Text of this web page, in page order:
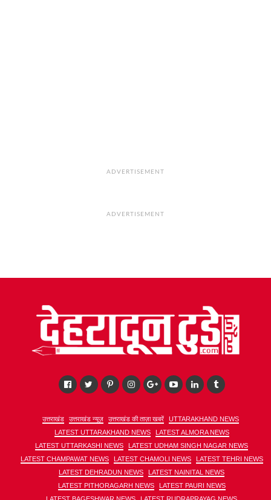
ADVERTISEMENT
ADVERTISEMENT
उत्तराखंड उत्तराखंड न्यूज़ उत्तराखंड की ताज़ा खबरें
UTTARAKHAND NEWS
LATEST UTTARAKHAND NEWS
LATEST ALMORA NEWS
LATEST UTTARKASHI NEWS
LATEST UDHAM SINGH NAGAR NEWS
LATEST CHAMPAWAT NEWS
LATEST CHAMOLI NEWS
LATEST TEHRI NEWS
LATEST DEHRADUN NEWS
LATEST NAINITAL NEWS
LATEST PITHORAGARH NEWS
LATEST PAURI NEWS